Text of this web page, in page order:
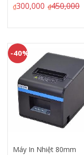
₫300,000 ₫450,000
-40%
Máy In Nhiệt 80mm